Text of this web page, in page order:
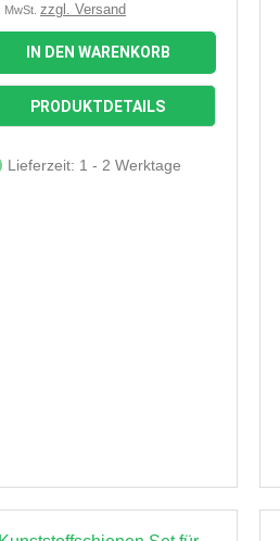
 Vorschau
MwSt. zzgl. Versand
IN DEN WARENKORB
PRODUKTDETAILS
Lieferzeit: 1 - 2 Werktage